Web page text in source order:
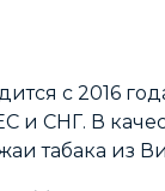
с 2016
и СНГ. В
табака из